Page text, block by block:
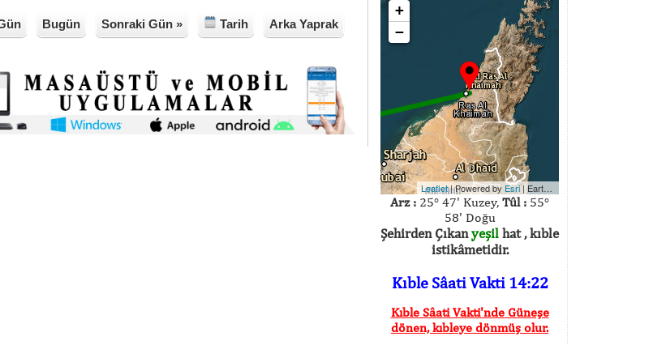
Bugün Sonraki Gün » Tarih Arka Yaprak
+
−
Leaflet| Powered by Esri | Earthstar Geographics
Arz : 25° 47' Kuzey, Tûl : 55°
58' Doğu
Şehirden Çıkanyeşil hat , kıble
istikâmetidir.
Kıble Sâati Vakti 14:22
Kıble Sâati Vakti'nde Güneşe
dönen, kıbleye dönmüş olur.